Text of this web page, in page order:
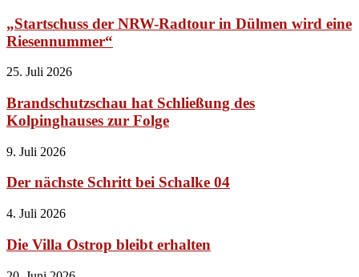
„Startschuss der NRW-Radtour in Dülmen wird eine
Riesennummer“
25. Juli 2026
Brandschutzschau hat Schließung des
Kolpinghauses zur Folge
9. Juli 2026
Der nächste Schritt bei Schalke 04
4. Juli 2026
Die Villa Ostrop bleibt erhalten